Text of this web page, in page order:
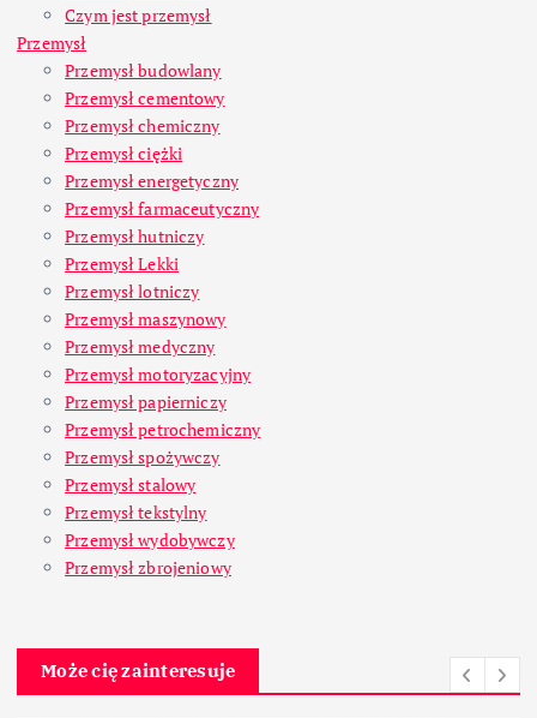
Czym jest przemysł
Przemysł
Przemysł budowlany
Przemysł cementowy
Przemysł chemiczny
Przemysł ciężki
Przemysł energetyczny
Przemysł farmaceutyczny
Przemysł hutniczy
Przemysł Lekki
Przemysł lotniczy
Przemysł maszynowy
Przemysł medyczny
Przemysł motoryzacyjny
Przemysł papierniczy
Przemysł petrochemiczny
Przemysł spożywczy
Przemysł stalowy
Przemysł tekstylny
Przemysł wydobywczy
Przemysł zbrojeniowy
Może cię zainteresuje